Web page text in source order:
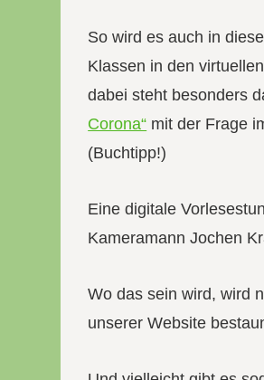
So wird es auch in
Klassen in den
dabei steht besonders
Corona“ mit der Frage
(Buchtipp!)
Eine digitale
Kameramann Jochen
Wo das sein wird, wird
unserer Website